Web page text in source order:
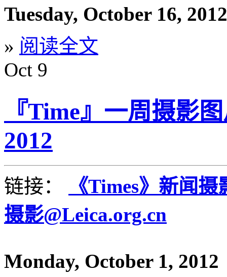
Tuesday, October 16, 2012
» 阅读全文
Oct 9
『Time』一周摄影
2012
链接：
《Times》新闻
摄影@Leica.org.cn
Monday, October 1, 2012